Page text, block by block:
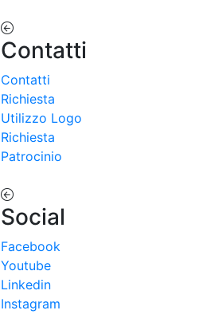
Contatti
Contatti
Richiesta
Utilizzo Logo
Richiesta
Patrocinio
Social
Facebook
Youtube
Linkedin
Instagram